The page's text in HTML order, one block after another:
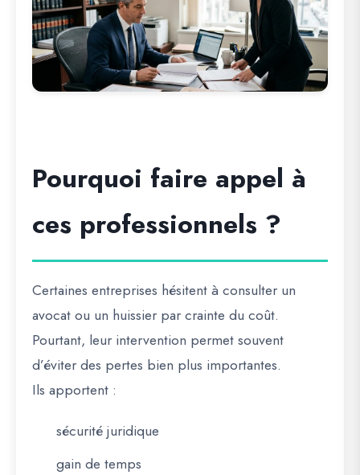
Pourquoi faire appel à
ces professionnels ?
Certaines entreprises hésitent à consulter un
avocat ou un huissier par crainte du coût.
Pourtant, leur intervention permet souvent
d’éviter des pertes bien plus importantes.
Ils apportent :
sécurité juridique
gain de temps